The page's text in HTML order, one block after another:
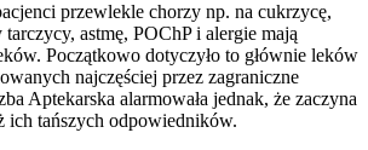
przewlekle chorzy np. na cukrzycę,
astmę, POChP i alergie mają
Początkowo dotyczyło to głównie leków
najczęściej przez zagraniczne
Aptekarska alarmowała jednak, że zaczyna
ich tańszych odpowiedników.